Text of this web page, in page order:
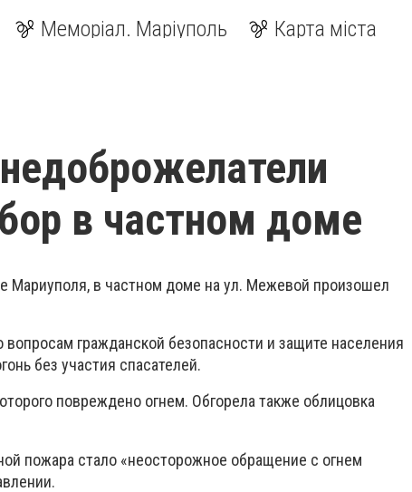
Меморіал. Маріуполь Карта міста
в частном доме
Мариуполя, в частном доме на ул. Межевой произошел
гражданской безопасности и защите населения
без участия спасателей.
повреждено огнем. Обгорела также облицовка
пожара стало «неосторожное обращение с огнем